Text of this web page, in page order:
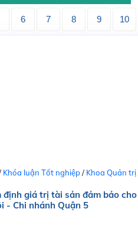
6 7 8 9 10
Khóa luận Tốt nghiệp/ Khoa Quản trị
giá trị tài sản đảm bảo
- Chi nhánh Quận 5